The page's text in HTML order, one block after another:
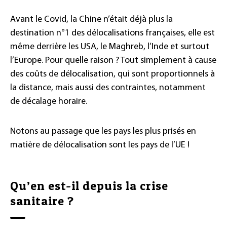
Avant le Covid, la Chine n’était déjà plus la
destination n°1 des délocalisations françaises, elle est
même derrière les USA, le Maghreb, l’Inde et surtout
l’Europe. Pour quelle raison ? Tout simplement à cause
des coûts de délocalisation, qui sont proportionnels à
la distance, mais aussi des contraintes, notamment
de décalage horaire.
Notons au passage que les pays les plus prisés en
matière de délocalisation sont les pays de l’UE !
Qu’en est-il depuis la crise
sanitaire ?